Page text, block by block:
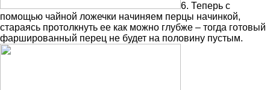
6. Теперь с
помощью чайной ложечки начиняем перцы начинкой,
стараясь протолкнуть ее как можно глубже – тогда готовый
фаршированный перец не будет на половину пустым.